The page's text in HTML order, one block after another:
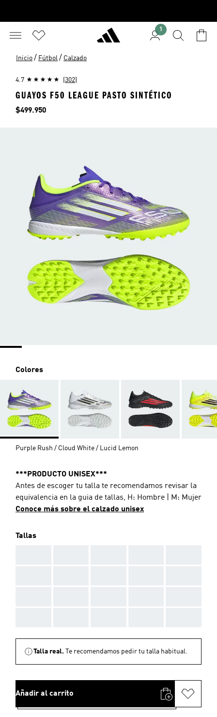
1
Inicio / Fútbol / Calzado
4.7 (302)
GUAYOS F50 LEAGUE PASTO SINTÉTICO
Precio
$499.950
Colores
Purple Rush / Cloud White / Lucid Lemon
***PRODUCTO UNISEX***
Antes de escoger tu talla te recomendamos revisar la
equivalencia en la guia de tallas, H: Hombre | M: Mujer
Conoce más sobre el calzado unisex
Tallas
Talla real. Te recomendamos pedir tu talla habitual.
Añadir al carrito